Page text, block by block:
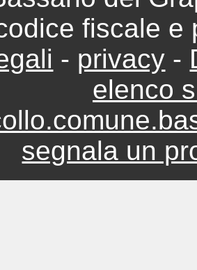
fiscale e
- privacy -
elenco
segnala un